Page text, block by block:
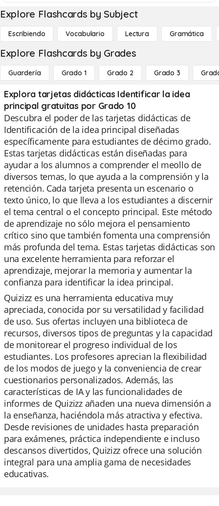
Explore Flashcards by Subject
Escribiendo Vocabulario Lectura Gramática
Explore Flashcards by Grades
Guardería Grado 1 Grado 2 Grado 3
Explora tarjetas didácticas Identificar la idea
principal gratuitas por Grado 10
Descubra el poder de las tarjetas didácticas de
Identificación de la idea principal diseñadas
específicamente para estudiantes de décimo grado.
Estas tarjetas didácticas están diseñadas para
ayudar a los alumnos a comprender el meollo de
diversos temas, lo que ayuda a la comprensión y la
retención. Cada tarjeta presenta un escenario o
texto único, lo que lleva a los estudiantes a discernir
el tema central o el concepto principal. Este método
de aprendizaje no sólo mejora el pensamiento
crítico sino que también fomenta una comprensión
más profunda del tema. Estas tarjetas didácticas son
una excelente herramienta para reforzar el
aprendizaje, mejorar la memoria y aumentar la
confianza para identificar la idea principal.
Quizizz es una herramienta educativa muy
apreciada, conocida por su versatilidad y facilidad
de uso. Sus ofertas incluyen una biblioteca de
recursos, diversos tipos de preguntas y la capacidad
de monitorear el progreso individual de los
estudiantes. Los profesores aprecian la flexibilidad
de los modos de juego y la conveniencia de crear
cuestionarios personalizados. Además, las
características de IA y las funcionalidades de
informes de Quizizz añaden una nueva dimensión a
la enseñanza, haciéndola más atractiva y efectiva.
Desde revisiones de unidades hasta preparación
para exámenes, práctica independiente e incluso
descansos divertidos, Quizizz ofrece una solución
integral para una amplia gama de necesidades
educativas.